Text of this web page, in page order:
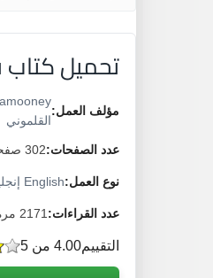
تحميل كتاب
مؤلف العمل:
القلموني
عدد الصفحات:302 صفحة
نوع العمل:English إنجليزي
عدد القراءات: 2171 مرة
التقييم4.00 من 5